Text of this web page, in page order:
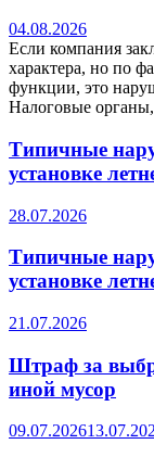
04.08.2026
Если компания
характера, но по
функции, это
Налоговые
Типичные
установке
28.07.2026
Типичные
установке
21.07.2026
Штраф за
иной мусор
09.07.2026